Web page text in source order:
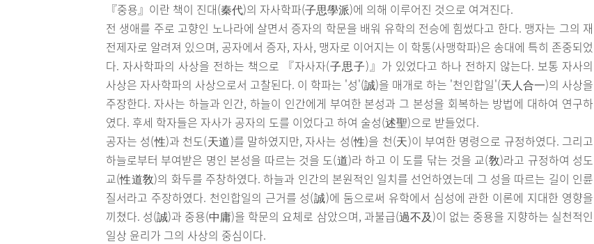
『중용』이란 책이 진대(秦代)의 자사학파(子思學派)에 의해 이루어진 것으로 여겨진다.
전 생애를 주로 고향인 노나라에 살면서 증자의 학문을 배워 유학의 전승에 힘썼다고 한다. 맹자는 그의 재
전제자로 알려져 있으며, 공자에서 증자, 자사, 맹자로 이어지는 이 학통(사맹학파)은 송대에 특히 존중되었
다. 자사학파의 사상을 전하는 책으로 『자사자(子思子)』가 있었다고 하나 전하지 않는다. 보통 자사의
사상은 자사학파의 사상으로서 고찰된다. 이 학파는 '성'(誠)을 매개로 하는 '천인합일'(天人合一)의 사상을
주장한다. 자사는 하늘과 인간, 하늘이 인간에게 부여한 본성과 그 본성을 회복하는 방법에 대하여 연구하
였다. 후세 학자들은 자사가 공자의 도를 이었다고 하여 술성(述聖)으로 받들었다.
공자는 성(性)과 천도(天道)를 말하였지만, 자사는 성(性)을 천(天)이 부여한 명령으로 규정하였다. 그리고
하늘로부터 부여받은 명인 본성을 따르는 것을 도(道)라 하고 이 도를 닦는 것을 교(敎)라고 규정하여 성도
교(性道敎)의 화두를 주창하였다. 하늘과 인간의 본원적인 일치를 선언하였는데 그 성을 따르는 길이 인륜
질서라고 주장하였다. 천인합일의 근거를 성(誠)에 둠으로써 유학에서 심성에 관한 이론에 지대한 영향을
끼쳤다. 성(誠)과 중용(中庸)을 학문의 요체로 삼았으며, 과불급(過不及)이 없는 중용을 지향하는 실천적인
일상 윤리가 그의 사상의 중심이다.